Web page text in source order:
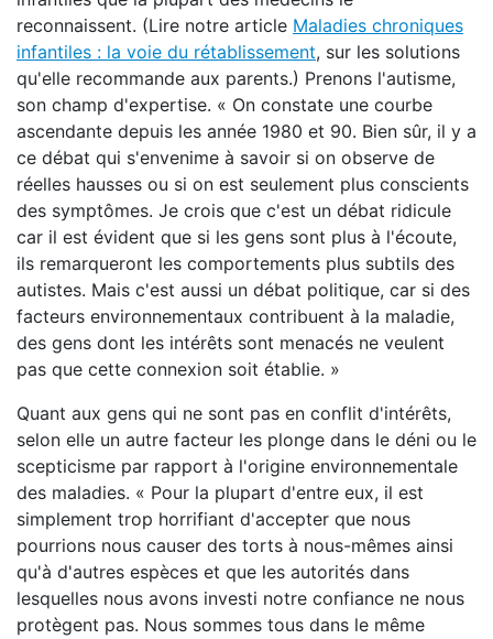
reconnaissent. (Lire notre article Maladies chroniques
infantiles : la voie du rétablissement, sur les solutions
qu'elle recommande aux parents.) Prenons l'autisme,
son champ d'expertise. « On constate une courbe
ascendante depuis les année 1980 et 90. Bien sûr, il y a
ce débat qui s'envenime à savoir si on observe de
réelles hausses ou si on est seulement plus conscients
des symptômes. Je crois que c'est un débat ridicule
car il est évident que si les gens sont plus à l'écoute,
ils remarqueront les comportements plus subtils des
autistes. Mais c'est aussi un débat politique, car si des
facteurs environnementaux contribuent à la maladie,
des gens dont les intérêts sont menacés ne veulent
pas que cette connexion soit établie. »
Quant aux gens qui ne sont pas en conflit d'intérêts,
selon elle un autre facteur les plonge dans le déni ou le
scepticisme par rapport à l'origine environnementale
des maladies. « Pour la plupart d'entre eux, il est
simplement trop horrifiant d'accepter que nous
pourrions nous causer des torts à nous-mêmes ainsi
qu'à d'autres espèces et que les autorités dans
lesquelles nous avons investi notre confiance ne nous
protègent pas. Nous sommes tous dans le même